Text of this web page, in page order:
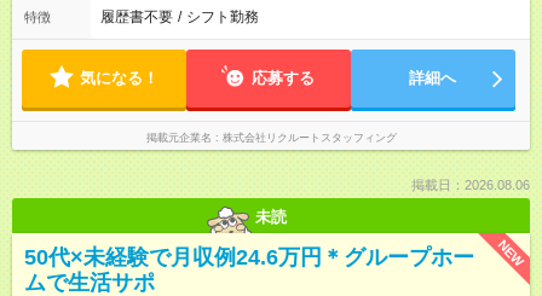
特徴 履歴書不要 / シフト勤務
気になる！ 応募する 詳細へ
掲載元企業名 株式会社リクルートスタッフィング
掲載日：2026.08.06
未読
NEW
50代×未経験で月収例24.6万円＊グループホー
ムで生活サポ